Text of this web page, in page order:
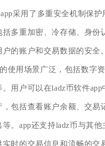
采用了多重安全机制保
括多重加密、冷存储、身份
的账户和交易数据的安全。
使用场景广泛，包括数字
用户可以在ladz币软件app
，包括查看账户余额、交易
等。app还支持ladz币与其
实时的交易信息和流畅的交